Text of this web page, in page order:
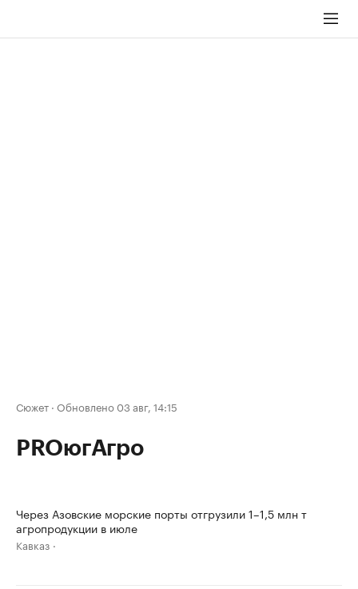
Сюжет · Обновлено 03 авг, 14:15
PROюгАгро
Через Азовские морские порты отгрузили 1–1,5 млн т
агропродукции в июле
Кавказ